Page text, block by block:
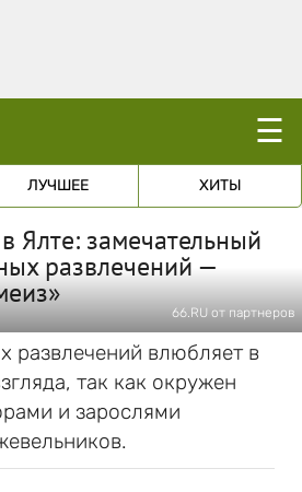
☰
ЛУЧШЕЕ ХИТЫ
Ялте: замечательный
развлечений —
66.RU от партнеров
развлечений влюбляет в
так как окружен
и зарослями